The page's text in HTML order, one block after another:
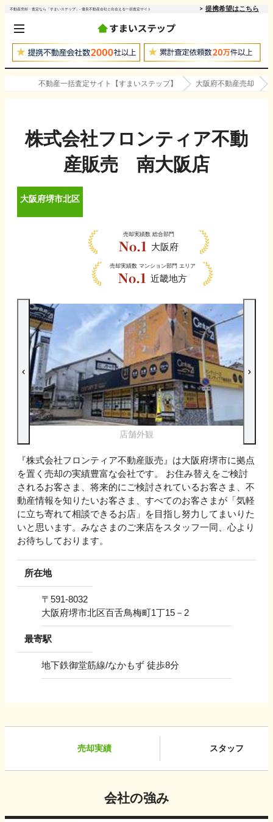
不動産売却・査定なら「すまいステップ」- 優良不動産会社と出会える一括査定サイト 提携希望はこちら
不動産一括査定サイト【すまいステップ】 大阪府不動産売却
株式会社フロンティア不動
産販売 南大阪店
大阪府堺市北区
売却実績数 総合部門
大阪府
売却実績数 マンション部門 エリア
近畿地方
店舗外観
『株式会社フロンティア不動産販売』は大阪府堺市に拠点
を置く売却の実績豊富な会社です。 お住み替えをご検討
されるお客さま、将来的にご検討されているお客さま、不
動産情報を知りたいお客さま、すべてのお客さまが「気軽
に立ち寄れて相談できるお店」を目指し努力してまいりた
いと思います。みなさまのご来店をスタッフ一同、心より
お待ちしております。
所在地
〒 591-8032
大阪府堺市北区百舌鳥梅町1丁15－2
最寄駅
地下鉄御堂筋線/なかもず 徒歩8分
売却実績 スタッフ
会社の強み